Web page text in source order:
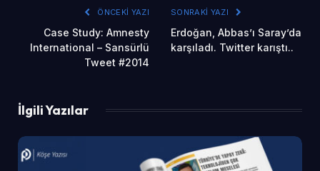
ÖNCEKI YAZI
Case Study: Amnesty
International – Sansürlü
Tweet #2014
SONRAKI YAZI
Erdoğan, Abbas’ı Saray’da
karşıladı. Twitter karıştı..
İlgili Yazılar